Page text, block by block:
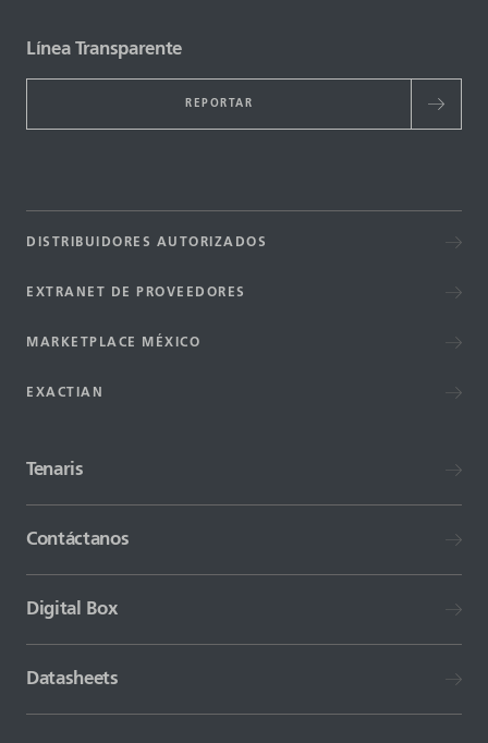
Línea Transparente
REPORTAR
DISTRIBUIDORES AUTORIZADOS
EXTRANET DE PROVEEDORES
MARKETPLACE MÉXICO
EXACTIAN
Tenaris
Contáctanos
Digital Box
Datasheets